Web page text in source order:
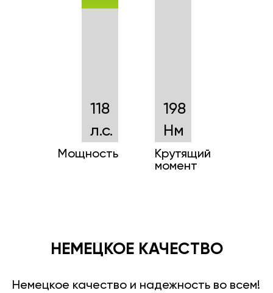
118
л.с.
Мощность
198
Нм
Крутящий
момент
НЕМЕЦКОЕ КАЧЕСТВО
Немецкое качество и надежность во всем!